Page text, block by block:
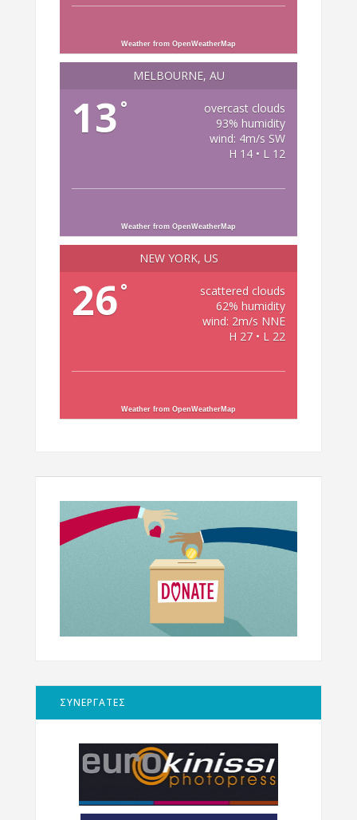
Weather from OpenWeatherMap
MELBOURNE, AU
13 °
overcast clouds
93% humidity
wind: 4m/s SW
H 14 • L 12
Weather from OpenWeatherMap
NEW YORK, US
26°
scattered clouds
62% humidity
wind: 2m/s NNE
H 27 • L 22
Weather from OpenWeatherMap
ΣΥΝΕΡΓΑΤΕΣ